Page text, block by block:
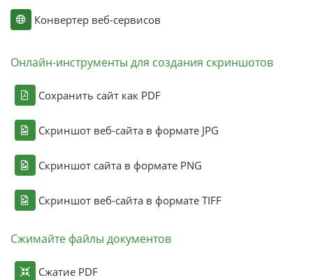
Конвертер веб-сервисов
Онлайн-инструменты для создания скриншотов
Сохранить сайт как PDF
Скриншот веб-сайта в формате JPG
Скриншот сайта в формате PNG
Скриншот веб-сайта в формате TIFF
Сжимайте файлы документов
Сжатие PDF